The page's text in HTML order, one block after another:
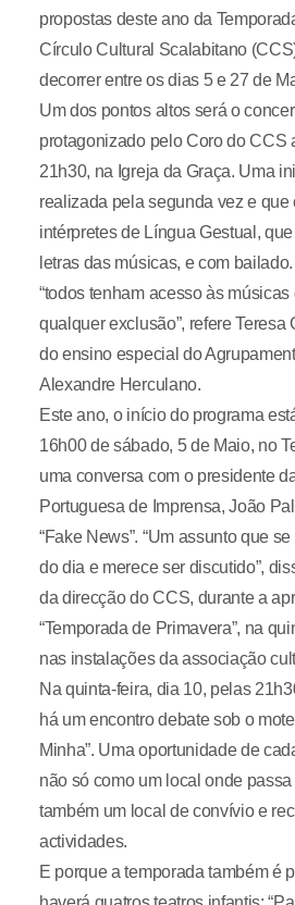
propostas deste ano da
Círculo Cultural Scalabitano
decorrer entre os dias 5 e 27 de
Um dos pontos altos será o
protagonizado pelo Coro do CCS
21h30, na Igreja da Graça. Uma
realizada pela segunda vez e que
intérpretes de Língua Gestual,
letras das músicas, e com
“todos tenham acesso às músicas
qualquer exclusão”, refere Teresa
do ensino especial do
Alexandre Herculano.
Este ano, o início do programa
16h00 de sábado, 5 de Maio, no
uma conversa com o presidente
Portuguesa de Imprensa, João
“Fake News”. “Um assunto que
do dia e merece ser discutido”,
da direcção do CCS, durante a
“Temporada de Primavera”, na
nas instalações da associação
Na quinta-feira, dia 10, pelas
há um encontro debate sob o
Minha”. Uma oportunidade de
não só como um local onde
também um local de convívio e
actividades.
E porque a temporada também é